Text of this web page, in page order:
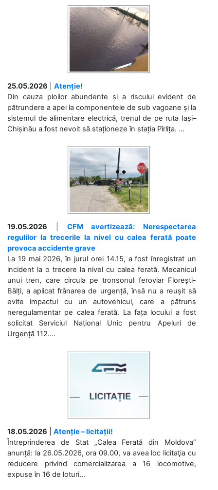
25.05.2026
Atenție!
Din cauza ploilor abundente și a riscului evident de
pătrundere a apei la componentele de sub vagoane și la
sistemul de alimentare electrică, trenul de pe ruta Iași–
Chișinău a fost nevoit să staționeze în stația Pîrlița. ...
19.05.2026
CFM avertizează: Nerespectarea
regulilor la trecerile la nivel cu calea ferată poate
provoca accidente grave
La 19 mai 2026, în jurul orei 14.15, a fost înregistrat un
incident la o trecere la nivel cu calea ferată. Mecanicul
unui tren, care circula pe tronsonul feroviar Florești-
Bălți, a aplicat frânarea de urgență, însă nu a reușit să
evite impactul cu un autovehicul, care a pătruns
neregulamentar pe calea ferată. La fața locului a fost
solicitat Serviciul Național Unic pentru Apeluri de
Urgență 112....
18.05.2026
Atenție – licitații!
Întreprinderea de Stat „Calea Ferată din Moldova”
anunță: la 26.05.2026, ora 09.00, va avea loc licitaţia cu
reducere privind comercializarea a 16 locomotive,
expuse în 16 de loturi...